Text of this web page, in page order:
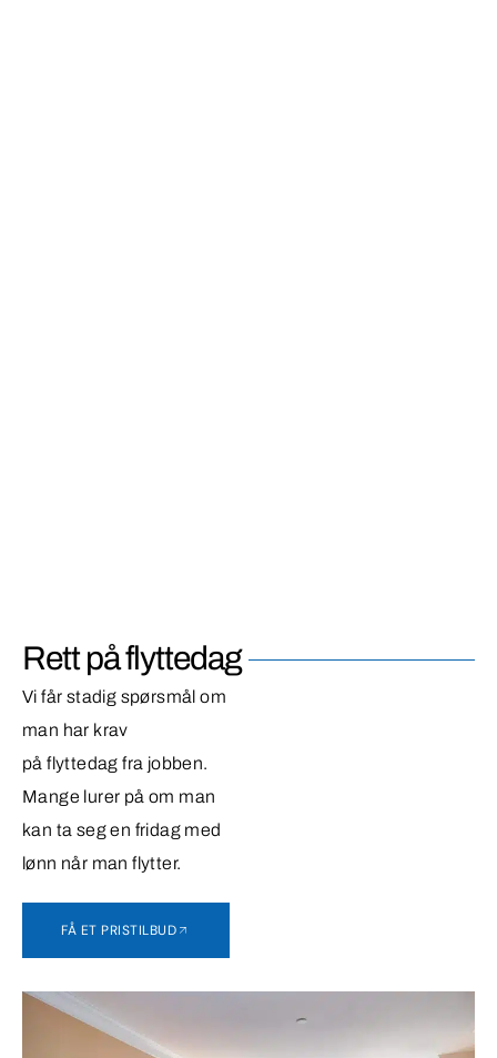
Rett på flyttedag
Vi får stadig spørsmål om
man har krav
på flyttedag fra jobben.
Mange lurer på om man
kan ta seg en fridag med
lønn når man flytter.
FÅ ET PRISTILBUD